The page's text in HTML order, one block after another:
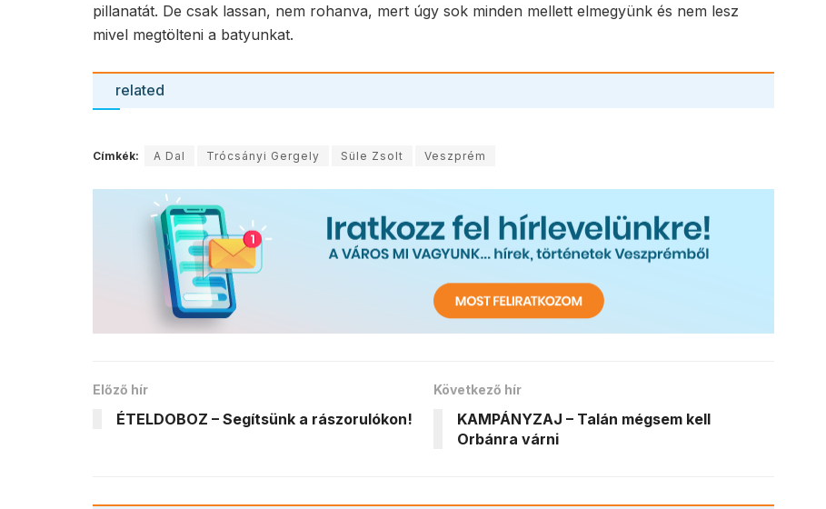
pillanatát. De csak lassan, nem rohanva, mert úgy sok minden mellett elmegyünk és nem lesz
mivel megtölteni a batyunkat.
related
Címkék: A Dal Trócsányi Gergely Süle Zsolt Veszprém
Előző hír
ÉTELDOBOZ – Segítsünk a rászorulókon!
Következő hír
KAMPÁNYZAJ – Talán mégsem kell
Orbánra várni